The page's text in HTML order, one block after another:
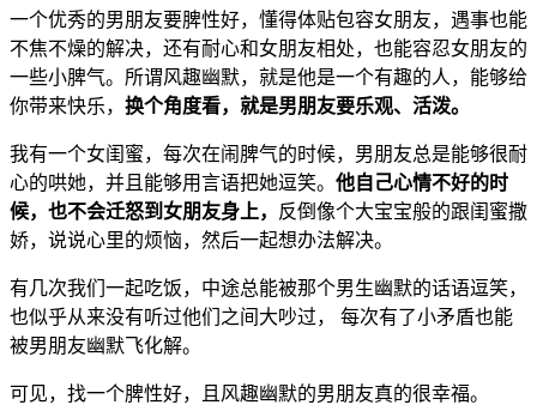
一个优秀的男朋友要脾性好，懂得体贴包容女朋友，遇事也能
不焦不燥的解决，还有耐心和女朋友相处，也能容忍女朋友的
一些小脾气。所谓风趣幽默，就是他是一个有趣的人，能够给
你带来快乐， 换个角度看，就是男朋友要乐观、活泼。
我有一个女闺蜜，每次在闹脾气的时候，男朋友总是能够很耐
心的哄她，并且能够用言语把她逗笑。 他自己心情不好的时
候，也不会迁怒到女朋友身上，
反倒像个大宝宝般的跟闺蜜撒
娇，说说心里的烦恼，然后一起想办法解决。
有几次我们一起吃饭，中途总能被那个男生幽默的话语逗笑，
也似乎从来没有听过他们之间大吵过， 每次有了小矛盾也能
被男朋友幽默飞化解。
可见，找一个脾性好，且风趣幽默的男朋友真的很幸福。